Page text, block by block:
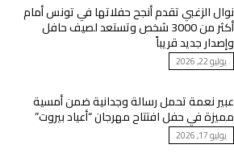
نوال الزغبي تقدم أنجح حفلاتها في تونس أمام
أكثر من 3000 شخص وتستعد لصيف حافل
وإصدار جديد قريباً
يوليو 22, 2026
عبير نعمة تحمل رسالة وجدانية ضمن أمسية
مميزة في حفل افتتاح مهرجان “أعياد بيروت”
يوليو 17, 2026